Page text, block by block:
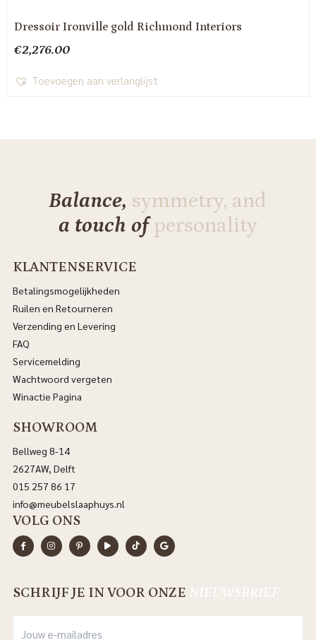
Dressoir Ironville gold Richmond Interiors
€2,276.00
Toevoegen aan verlanglijst
Balance, symmetry, and
a touch ofpersonality
KLANTENSERVICE
Betalingsmogelijkheden
Ruilen en Retourneren
Verzending en Levering
FAQ
Servicemelding
Wachtwoord vergeten
Winactie Pagina
SHOWROOM
Bellweg 8-14
2627AW, Delft
015 257 86 17
info@meubelslaaphuys.nl
VOLG ONS
SCHRIJF JE IN VOOR ONZE NIEUWSBRIEF